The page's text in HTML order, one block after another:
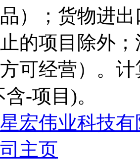
）；货物进
的项目除外
可经营）。
-项目)。
宏伟业科技
主页